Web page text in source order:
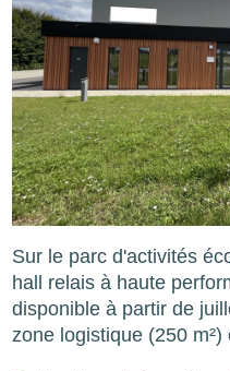
Sur le parc d'activités
hall relais à haute
disponible à partir de
zone logistique (250